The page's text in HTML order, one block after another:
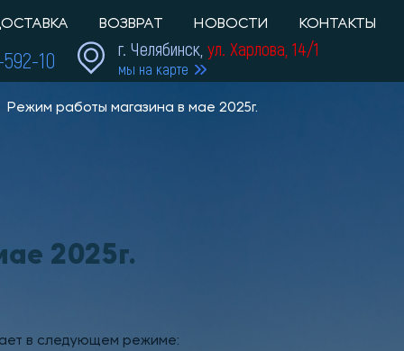
ВОЗВРАТ НОВОСТИ КОНТАКТЫ
592-10 г. Челябинск, ул. Харлова, 14/1
мы на карте
Режим работы магазина в мае 2025г.
2025г.
в следующем режиме: